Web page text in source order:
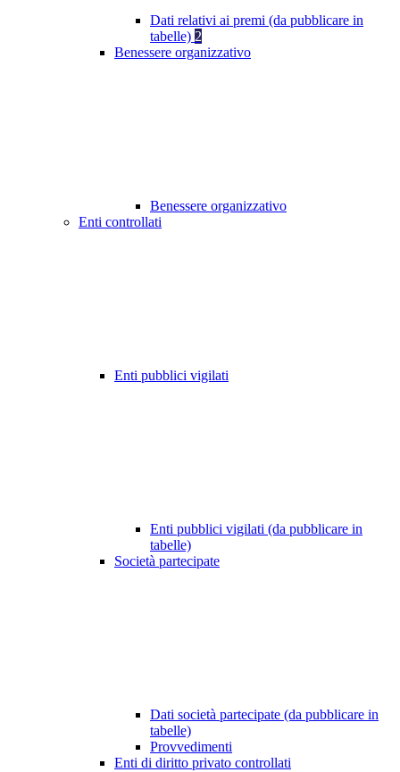
Dati relativi ai premi (da pubblicare in
tabelle) 2
Benessere organizzativo
Benessere organizzativo
Enti controllati
Enti pubblici vigilati
Enti pubblici vigilati (da pubblicare in
tabelle)
Società partecipate
Dati società partecipate (da pubblicare in
tabelle)
Provvedimenti
Enti di diritto privato controllati